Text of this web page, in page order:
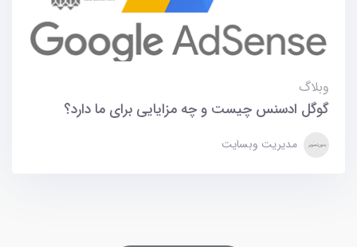
وبلاگ
گوگل ادسنس چیست و چه مزایایی برای ما دارد؟
مدیریت وبسایت